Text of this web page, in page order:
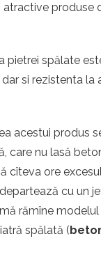
atractive produse
pietrei spălate
si rezistenta la
acestui produs
care nu lasă
cîteva ore
cu un
rămîne
spălată (